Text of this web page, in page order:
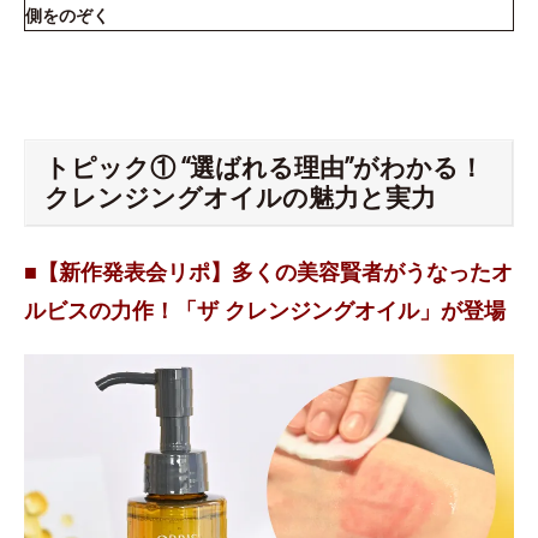
側をのぞく
トピック① “選ばれる理由”がわかる！
クレンジングオイルの魅力と実力
■【新作発表会リポ】多くの美容賢者がうなったオ
ルビスの力作！「ザ クレンジングオイル」が登場